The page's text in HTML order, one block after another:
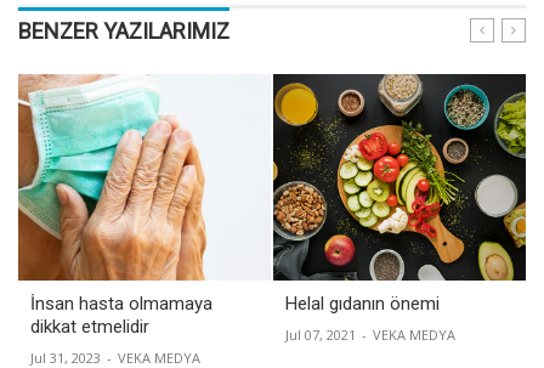
BENZER YAZILARIMIZ
İnsan hasta olmamaya
dikkat etmelidir
Jul 31, 2023 - VEKA MEDYA
Helal gıdanın önemi
Jul 07, 2021 - VEKA MEDYA